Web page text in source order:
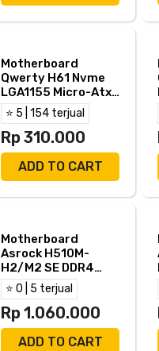
Motherboard
Qwerty H61 Nvme
LGA1155 Micro-Atx
Ddr3
⭐ 5 | 154 terjual
Rp 310.000
ADD TO CART
Motherboard
Asrock H510M-
H2/M2 SE DDR4
LGA1200 m-Atx
⭐ 0 | 5 terjual
Rp 1.060.000
ADD TO CART